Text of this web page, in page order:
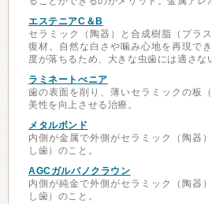
エステニアC＆B
セラミック（陶器）と合成樹脂（プラ
復材。自然な白さや噛み心地を再現で
度が落ちるため、大きな虫歯には適さな
ラミネートべニア
歯の表面を削り、薄いセラミックの板
美性を向上させる治療。
メタルボンド
内側が金属で外側がセラミック（陶器
し歯）のこと。
AGCガルバノクラウン
内側が純金で外側がセラミック（陶器
し歯）のこと。